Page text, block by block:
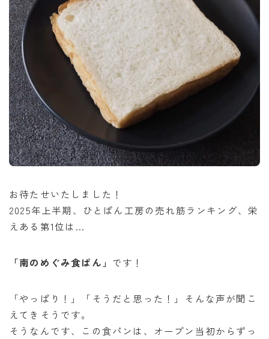
お待たせいたしました！
2025年上半期、ひとぱん工房の売れ筋ランキング、栄
えある第1位は…
「南のめぐみ食ぱん」 です！
「やっぱり！」「そうだと思った！」そんな声が聞こ
えてきそうです。
そうなんです、この食パンは、オープン当初からずっ